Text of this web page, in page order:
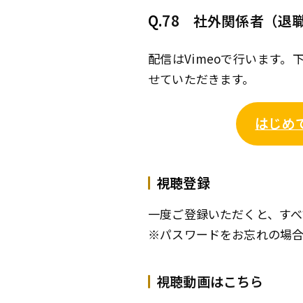
Q.78 社外関係者（退
配信はVimeoで行います。
せていただきます。
はじめ
視聴登録
一度ご登録いただくと、す
※パスワードをお忘れの場
視聴動画はこちら